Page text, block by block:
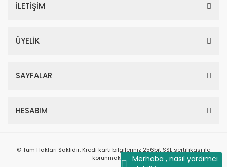
Merhaba , nasıl yardımcı
İLETİŞİM
ÜYELİK
SAYFALAR
HESABIM
© Tüm Hakları Saklıdır. Kredi kartı bilgileriniz 256bit SSL sertifikası ile
korunmaktadır.